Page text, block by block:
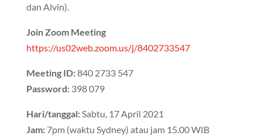
dan Alvin).
Join Zoom Meeting
https://us02web.zoom.us/j/8402733547
Meeting ID:840 2733 547
Password:398 079
Hari/tanggal:Sabtu, 17 April 2021
Jam:7pm (waktu Sydney) atau jam 15.00 WIB